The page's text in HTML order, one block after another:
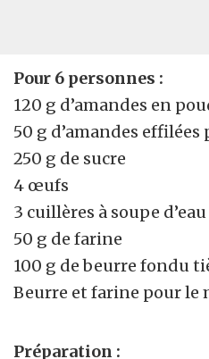
Pour 6 personnes :
120 g d’amandes en
50 g d’amandes
250 g de sucre
4 œufs
3 cuillères à soupe
50 g de farine
100 g de beurre fondu
Beurre et farine pour le
Préparation :